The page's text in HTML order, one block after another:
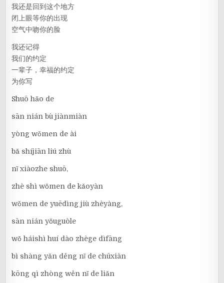
我还是回到这个地方
闭上眼等你的出现
空气中吻你的脸
我还记得
我们的约定
一辈子，幸福的约定
为你写
Shuō hǎo de
sān nián bù jiànmiàn
yòng wǒmen de ài
bǎ shíjiān liú zhù
nǐ xiàozhe shuō,
zhè shì wǒmen de kǎoyàn
wǒmen de yuēdìng jiù zhèyàng,
sān nián yǒuguòle
wǒ háishì huí dào zhège dìfāng
bì shàng yǎn děng nǐ de chūxiàn
kōng qì zhòng wěn nǐ de liǎn